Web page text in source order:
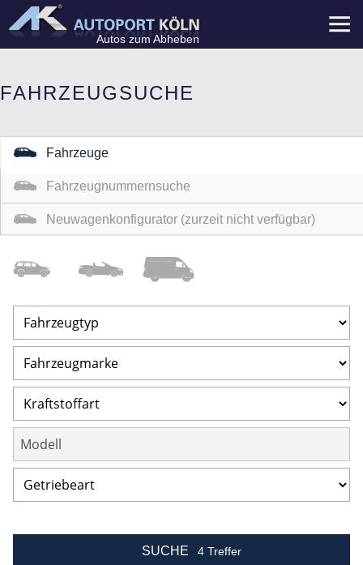
Autos zum Abheben
FAHRZEUGSUCHE
Fahrzeuge
Fahrzeugnummernsuche
Neuwagenkonfigurator (zurzeit nicht verfügbar)
Geländewagen
SUCHE 4 Treffer